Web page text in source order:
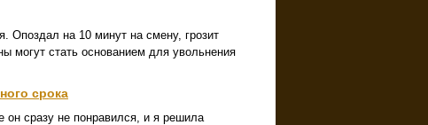
Опоздал на 10 минут на смену, грозит
могут стать основанием для увольнения
срока
сразу не понравился, и я решила